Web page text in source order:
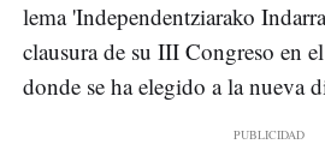
lema 'Independentziarako
clausura de su III Congreso en
donde se ha elegido a la nueva